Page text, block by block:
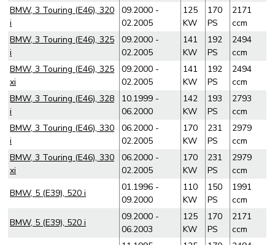
BMW, 3 Touring (E46), 320
i
09.2000 -
02.2005
125
KW
170
PS
2171
ccm
BMW, 3 Touring (E46), 325
i
09.2000 -
02.2005
141
KW
192
PS
2494
ccm
BMW, 3 Touring (E46), 325
xi
09.2000 -
02.2005
141
KW
192
PS
2494
ccm
BMW, 3 Touring (E46), 328
i
10.1999 -
06.2000
142
KW
193
PS
2793
ccm
BMW, 3 Touring (E46), 330
i
06.2000 -
02.2005
170
KW
231
PS
2979
ccm
BMW, 3 Touring (E46), 330
xi
06.2000 -
02.2005
170
KW
231
PS
2979
ccm
BMW, 5 (E39), 520 i
01.1996 -
09.2000
110
KW
150
PS
1991
ccm
BMW, 5 (E39), 520 i
09.2000 -
06.2003
125
KW
170
PS
2171
ccm